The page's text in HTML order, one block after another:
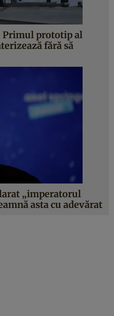
Primul prototip al
fără să
„imperatorul
asta cu adevărat